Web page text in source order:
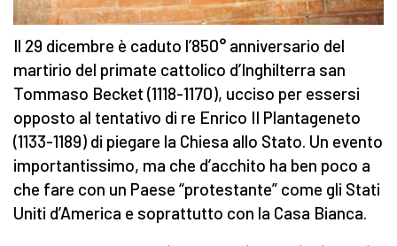
Il 29 dicembre è caduto l’850° anniversario del
martirio del primate cattolico d’Inghilterra san
Tommaso Becket (1118-1170), ucciso per essersi
opposto al tentativo di re Enrico II Plantageneto
(1133-1189) di piegare la Chiesa allo Stato. Un evento
importantissimo, ma che d’acchito ha ben poco a
che fare con un Paese “protestante” come gli Stati
Uniti d’America e soprattutto con la Casa Bianca.